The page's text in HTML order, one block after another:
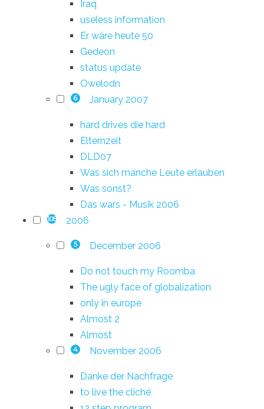
Iraq
useless information
Er wäre heute 50
Gedeon
status update
Owelodn
6 January 2007
hard drives die hard
Elternzeit
DLD07
Was sich manche Leute erlauben
Was sonst?
Das wars - Musik 2006
108 2006
5 December 2006
Do not touch my Roomba
The ugly face of globalization
only in europe
Almost 2
Almost
4 November 2006
Danke der Nachfrage
to live the cliché